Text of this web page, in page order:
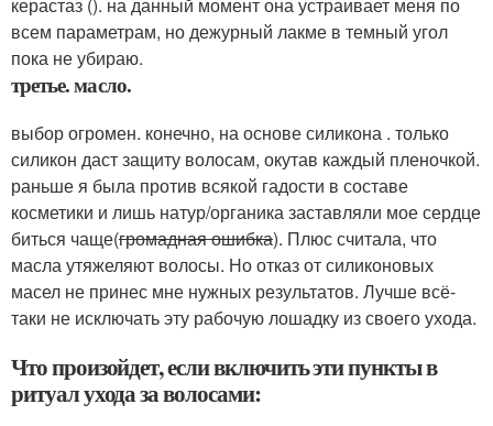
всем параметрам, но дежурный лакме в темный угол
пока не убираю.
третье. масло.
выбор огромен. конечно, на основе силикона . только
силикон даст защиту волосам, окутав каждый пленочкой.
раньше я была против всякой гадости в составе
косметики и лишь натур/органика заставляли мое сердце
биться чаще(громадная ошибка). Плюс считала, что
масла утяжеляют волосы. Но отказ от силиконовых
масел не принес мне нужных результатов. Лучше всё-
таки не исключать эту рабочую лошадку из своего ухода.
Что произойдет, если включить эти пункты в
ритуал ухода за волосами: